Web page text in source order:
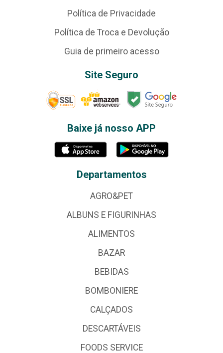
Política de Privacidade
Política de Troca e Devolução
Guia de primeiro acesso
Site Seguro
Baixe já nosso APP
Departamentos
AGRO&PET
ALBUNS E FIGURINHAS
ALIMENTOS
BAZAR
BEBIDAS
BOMBONIERE
CALÇADOS
DESCARTÁVEIS
FOODS SERVICE